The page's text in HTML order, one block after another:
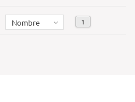
Nombre 1